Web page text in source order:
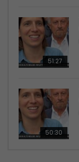
51:27
50:30